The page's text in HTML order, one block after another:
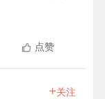
点赞
+关注